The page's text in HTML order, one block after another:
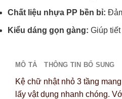
Chất liệu nhựa PP bền bỉ:
Kiểu dáng gọn gàng: Giúp
MÔ TẢ THÔNG TIN BỔ SUNG
Kệ chữ nhật nhỏ 3 tầng
lấy vật dụng nhanh chóng.